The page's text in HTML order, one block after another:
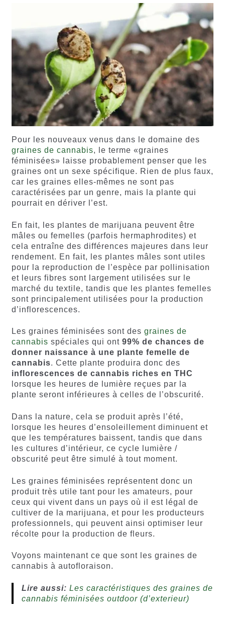
Pour les nouveaux venus dans le domaine des
graines de cannabis, le terme «graines
féminisées» laisse probablement penser que les
graines ont un sexe spécifique. Rien de plus faux,
car les graines elles-mêmes ne sont pas
caractérisées par un genre, mais la plante qui
pourrait en dériver l’est.
En fait, les plantes de marijuana peuvent être
mâles ou femelles (parfois hermaphrodites) et
cela entraîne des différences majeures dans leur
rendement. En fait, les plantes mâles sont utiles
pour la reproduction de l’espèce par pollinisation
et leurs fibres sont largement utilisées sur le
marché du textile, tandis que les plantes femelles
sont principalement utilisées pour la production
d’inflorescences.
Les graines féminisées sont des graines de
cannabis spéciales qui ont 99% de chances de
donner naissance à une plante femelle de
cannabis. Cette plante produira donc des
inflorescences de cannabis riches en THC
lorsque les heures de lumière reçues par la
plante seront inférieures à celles de l’obscurité.
Dans la nature, cela se produit après l’été,
lorsque les heures d’ensoleillement diminuent et
que les températures baissent, tandis que dans
les cultures d’intérieur, ce cycle lumière /
obscurité peut être simulé à tout moment.
Les graines féminisées représentent donc un
produit très utile tant pour les amateurs, pour
ceux qui vivent dans un pays où il est légal de
cultiver de la marijuana, et pour les producteurs
professionnels, qui peuvent ainsi optimiser leur
récolte pour la production de fleurs.
Voyons maintenant ce que sont les graines de
cannabis à autofloraison.
Lire aussi: Les caractéristiques des graines de
cannabis féminisées outdoor (d’exterieur)